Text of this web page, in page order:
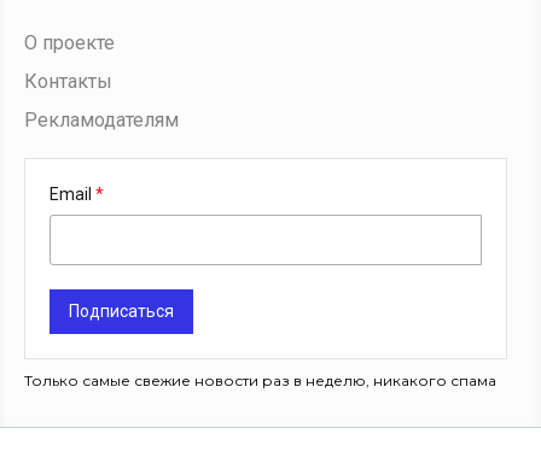
О проекте
Контакты
Рекламодателям
Email
Подписаться
Только самые свежие новости раз в неделю, никакого спама